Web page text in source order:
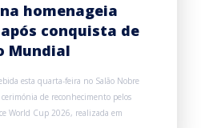
homenageia
conquista de
Mundial
esta quarta-feira no Salão Nobre
de reconhecimento pelos
World Cup 2026, realizada em